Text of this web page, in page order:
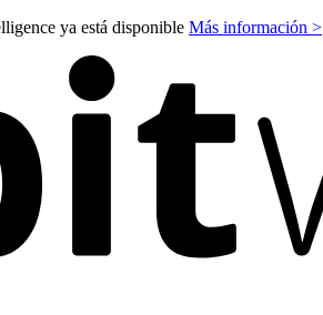
ya está disponible Más información >